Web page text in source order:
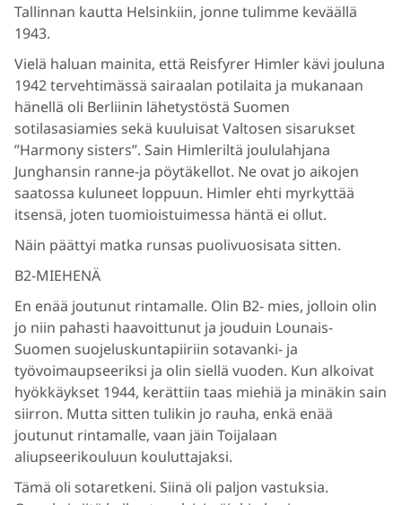
Tallinnan kautta Helsinkiin, jonne tulimme keväällä
1943.
Vielä haluan mainita, että Reisfyrer Himler kävi jouluna
1942 tervehtimässä sairaalan potilaita ja mukanaan
hänellä oli Berliinin lähetystöstä Suomen
sotilasasiamies sekä kuuluisat Valtosen sisarukset
”Harmony sisters”. Sain Himleriltä joululahjana
Junghansin ranne-ja pöytäkellot. Ne ovat jo aikojen
saatossa kuluneet loppuun. Himler ehti myrkyttää
itsensä, joten tuomioistuimessa häntä ei ollut.
Näin päättyi matka runsas puolivuosisata sitten.
B2-MIEHENÄ
En enää joutunut rintamalle. Olin B2- mies, jolloin olin
jo niin pahasti haavoittunut ja jouduin Lounais-
Suomen suojeluskuntapiiriin sotavanki- ja
työvoimaupseeriksi ja olin siellä vuoden. Kun alkoivat
hyökkäykset 1944, kerättiin taas miehiä ja minäkin sain
siirron. Mutta sitten tulikin jo rauha, enkä enää
joutunut rintamalle, vaan jäin Toijalaan
aliupseerikouluun kouluttajaksi.
Tämä oli sotaretkeni. Siinä oli paljon vastuksia.